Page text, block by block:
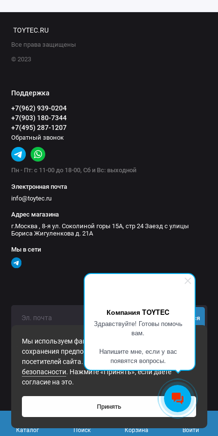
Компания TOYTEC
Здравствуйте! Готовы помочь
вам.
Напишите мне, если у вас
появятся вопросы.
Каталог Поиск Корзина
0
Войти
Мы используем файлы cookie и другие средства
сохранения предпочтений и анализа действий
посетителей сайта. Подробнее вПолитика
безопасности. Нажмите «Принять», если даете
согласие на это.
Принять
TOYTEC.RU
Все права защищены
© 2023
Поддержка
+7(962) 939-0204
+7(903) 180-7344
+7(495) 287-1207
Обратный звонок
Пн - Пт: с 11-00 до 18-00, Сб и Вс: выходной
Электронная почта
info@toytec.ru
Адрес магазина
г.Москва , 8-я ул. Соколиной горы 15А, стр 24 Заезд с улицы
Бориса Жигуленкова д. 21А
Мы в сети
Подписаться
Нажимая на кнопку «Подписаться», Вы даете
обработку персональных данных.